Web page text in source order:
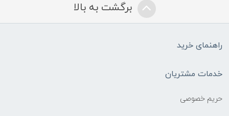
برگشت به بالا
راهنمای خرید
خدمات مشتریان
حریم خصوصی